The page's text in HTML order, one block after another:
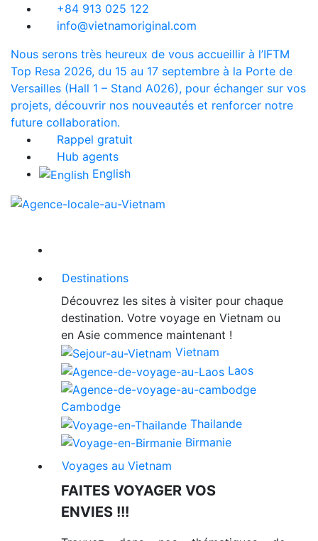
+84 913 025 122
info@vietnamoriginal.com
Nous serons très heureux de vous accueillir à l’IFTM
Top Resa 2026, du 15 au 17 septembre à la Porte de
Versailles (Hall 1 – Stand A026), pour échanger sur vos
projets, découvrir nos nouveautés et renforcer notre
future collaboration.
Rappel gratuit
Hub agents
English
Destinations
Découvrez les sites à visiter pour chaque
destination. Votre voyage en Vietnam ou
en Asie commence maintenant !
Vietnam
Laos
Cambodge
Thailande
Birmanie
Voyages au Vietnam
FAITES VOYAGER VOS
ENVIES !!!